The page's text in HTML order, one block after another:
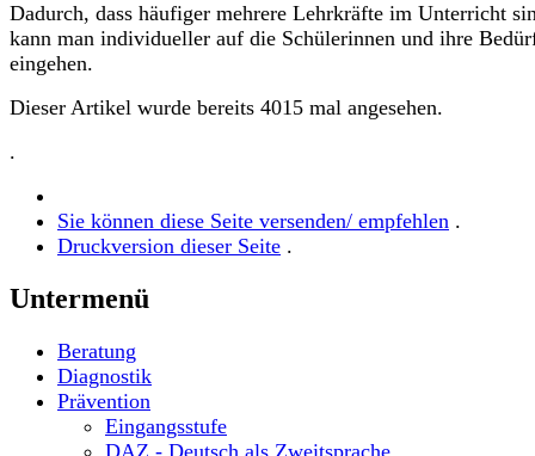
Dadurch, dass häufiger mehrere Lehrkräfte im Unterricht
kann man individueller auf die Schülerinnen und ihre
eingehen.
Dieser Artikel wurde bereits 4015 mal angesehen.
.
Sie können diese Seite versenden/ empfehlen .
Druckversion dieser Seite .
Untermenü
Beratung
Diagnostik
Prävention
Eingangsstufe